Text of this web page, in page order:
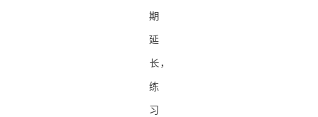
期
延
长，
练
习